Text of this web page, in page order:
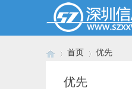
首页 优先
优先